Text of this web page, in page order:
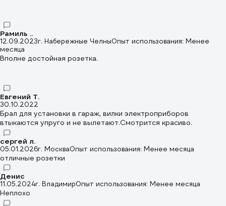
Рамиль ..
12.09.2023г. Набережные ЧелныОпыт использования: Менее
месяца
Вполне достойная розетка.
Евгений Т.
30.10.2022
Брал для установки в гараж, вилки электроприборов
втыкаются упруго и не вылетают.Смотрится красиво.
сергей л.
05.01.2026г. МоскваОпыт использования: Менее месяца
отличные розетки
Денис
11.05.2024г. ВладимирОпыт использования: Менее месяца
Неплохо